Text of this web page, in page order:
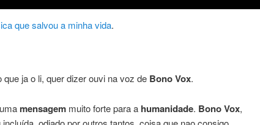
que salvou a minha vida.
ja o li, quer dizer ouvi na voz de Bono Vox.
mensagem muito forte para a humanidade. Bono Vox,